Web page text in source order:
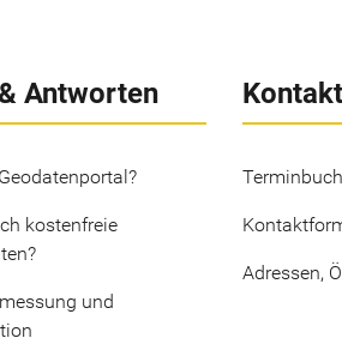
Antworten
kostenfreie
und
Kontakt
Adressen,